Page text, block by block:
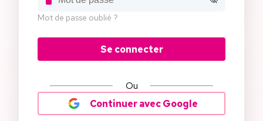
Mot de passe oublié ?
Se connecter
Ou
Continuer avec Google